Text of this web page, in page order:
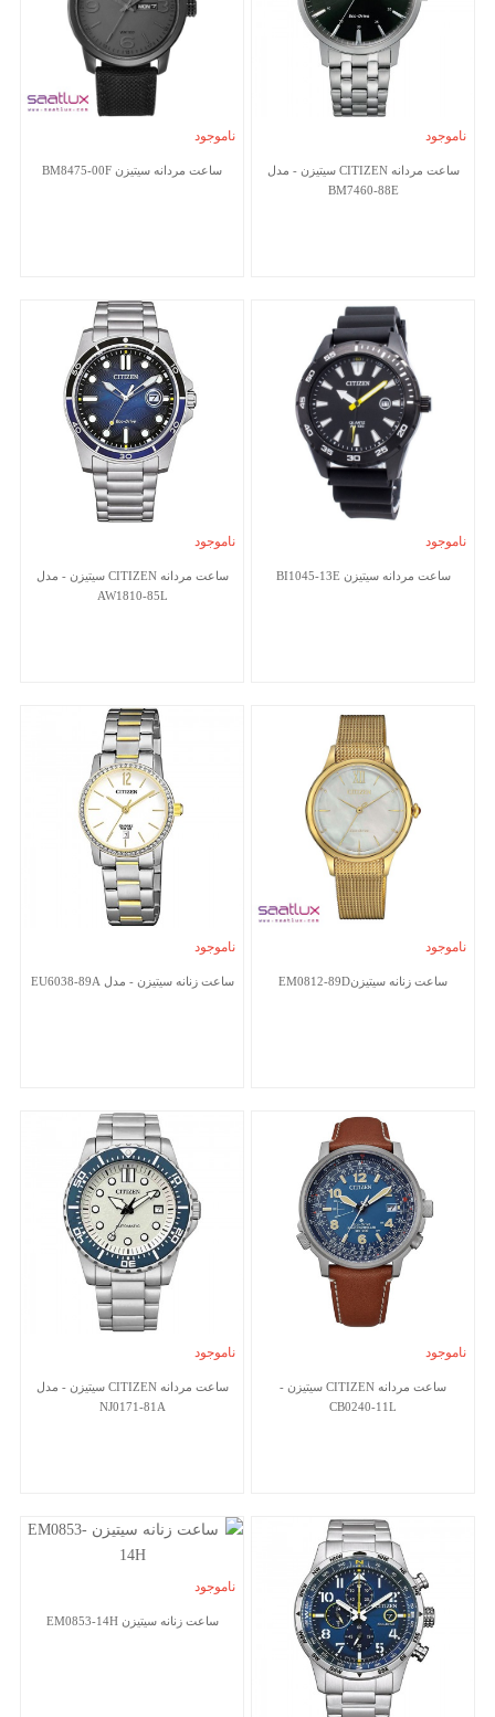
ناموجود
ساعت مردانه CITIZEN سیتیزن - مدل
BM7460-88E
ناموجود
ساعت مردانه سیتیزن BM8475-00F
ناموجود
ساعت مردانه سیتیزن BI1045-13E
ناموجود
ساعت مردانه CITIZEN سیتیزن - مدل
AW1810-85L
ناموجود
ساعت زنانه سیتیزنEM0812-89D
ناموجود
ساعت زنانه سیتیزن - مدل EU6038-89A
ناموجود
ساعت مردانه CITIZEN سیتیزن -
CB0240-11L
ناموجود
ساعت مردانه CITIZEN سیتیزن - مدل
NJ0171-81A
ناموجود
ساعت زنانه سیتیزن EM0853-14H